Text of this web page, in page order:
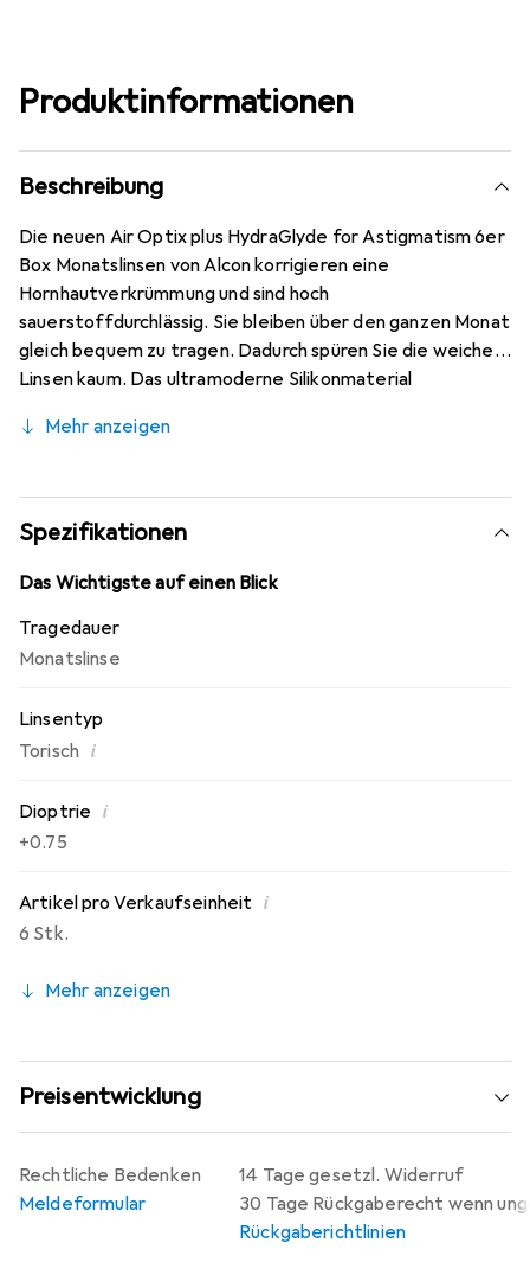
Produktinformationen
Beschreibung
Die neuen Air Optix plus HydraGlyde for Astigmatism 6er
Box Monatslinsen von Alcon korrigieren eine
Hornhautverkrümmung und sind hoch
sauerstoffdurchlässig. Sie bleiben über den ganzen Monat
gleich bequem zu tragen. Dadurch spüren Sie die weichen
Linsen kaum. Das ultramoderne Silikonmaterial
HydraGlyde Moisture Matrix wird mit der bekannten
besten Trageeigenschaften, die Sie kennen. Den ganzen
Tag ein bequemes und störungsfreies Tragen der
Monatslinsen.
Mehr anzeigen
Spezifikationen
Das Wichtigste auf einen Blick
Tragedauer
Monatslinse
Linsentyp
Torisch i
Dioptrie i
+0.75
Artikel pro Verkaufseinheit i
6 Stk.
Mehr anzeigen
Preisentwicklung
14 Tage gesetzl. Widerruf
30 Tage Rückgaberecht wenn
Rückgaberichtlinien
Rechtliche Bedenken
Meldeformular